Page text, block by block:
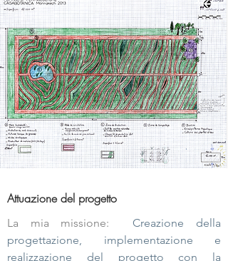
Attuazione del progetto
La mia missione:
Creazione della
progettazione, implementazione e
realizzazione del progetto con la